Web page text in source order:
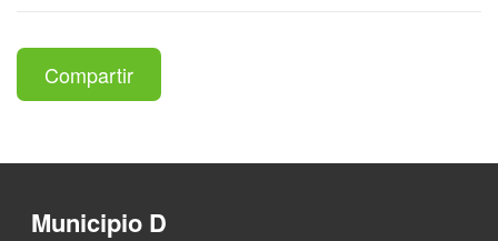
Compartir
Municipio D